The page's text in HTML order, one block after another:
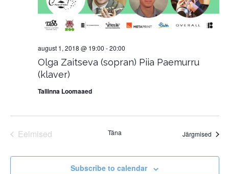
Olga Zaitseva (sopran) Piia Paemurru
(klaver)
august 1, 2018 @ 19:00 -20:00
Tallinna Loomaaed
Eelmised
Täna Järgmised
Subscribe to calendar